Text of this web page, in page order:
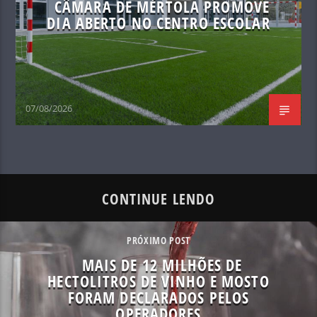
CÂMARA DE MÉRTOLA PROMOVE
DIA ABERTO NO CENTRO ESCOLAR
07/08/2026
CONTINUE LENDO
PRÓXIMO POST
MAIS DE 12 MILHÕES DE
HECTOLITROS DE VINHO E MOSTO
FORAM DECLARADOS PELOS